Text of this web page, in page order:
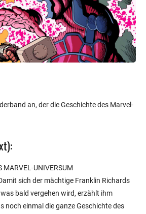
an, der die Geschichte des Marvel-
MARVEL-UNIVERSUM
sich der mächtige Franklin Richards
bald vergehen wird, erzählt ihm
noch einmal die ganze Geschichte des